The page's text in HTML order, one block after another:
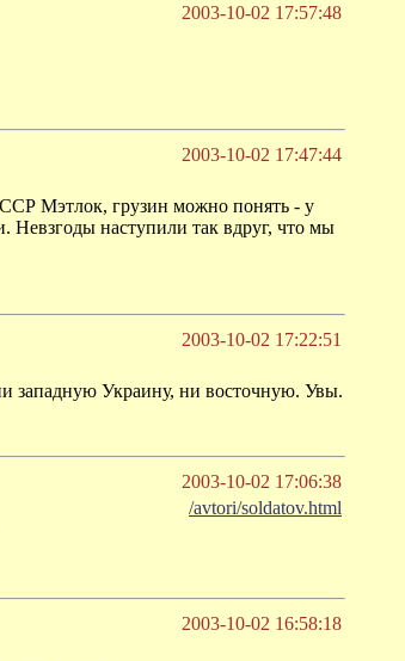
2003-10-02 17:57:48
2003-10-02 17:47:44
Мэтлок, грузин можно понять - у
Невзгоды наступили так вдруг, что мы
2003-10-02 17:22:51
западную Украину, ни восточную. Увы.
2003-10-02 17:06:38
/avtori/soldatov.html
2003-10-02 16:58:18